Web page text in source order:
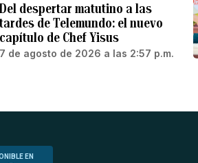
Del despertar matutino a las
tardes de Telemundo: el nuevo
capítulo de Chef Yisus
7 de agosto de 2026 a las 2:57 p.m.
EN